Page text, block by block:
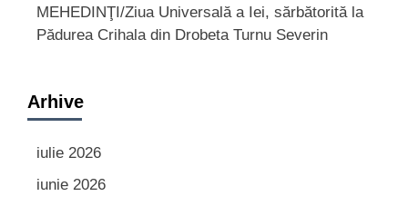
MEHEDINŢI/Ziua Universală a Iei, sărbătorită la
Pădurea Crihala din Drobeta Turnu Severin
Arhive
iulie 2026
iunie 2026